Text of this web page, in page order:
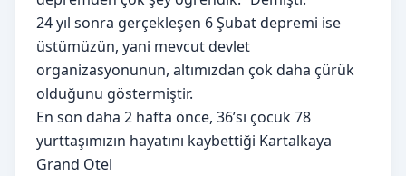
24 yıl sonra gerçekleşen 6 Şubat depremi ise
üstümüzün, yani mevcut devlet
organizasyonunun, altımızdan çok daha çürük
olduğunu göstermiştir.
En son daha 2 hafta önce, 36’sı çocuk 78
yurttaşımızın hayatını kaybettiği Kartalkaya
Grand Otel